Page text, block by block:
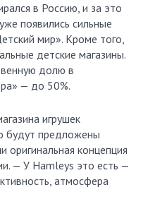
в Россию, и за это
появились сильные
мир». Кроме того,
детские магазины.
долю в
— до 50%.
игрушек
будут предложены
оригинальная концепция
— У Hamleys это есть —
атмосфера